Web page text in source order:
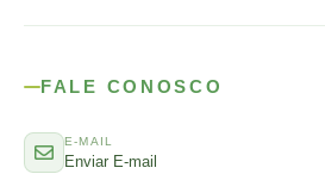
FALE CONOSCO
E-MAIL
Enviar E-mail